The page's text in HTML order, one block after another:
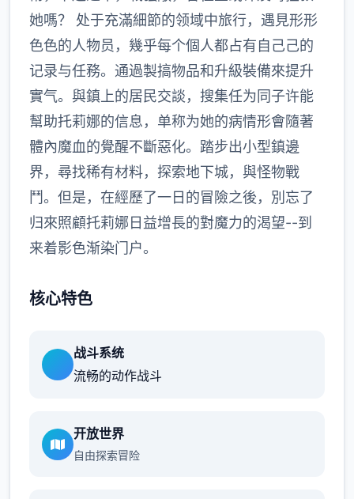
她嗎？ 处于充滿細節的领域中旅行，遇見形形
色色的人物员，幾乎每个個人都占有自己己的
记录与任務。通過製搞物品和升級裝備來提升
實气。與鎮上的居民交談，搜集任为同子许能
幫助托莉娜的信息，单称为她的病情形會隨著
體內魔血的覺醒不斷惡化。踏步出小型鎮邊
界，尋找稀有材料，探索地下城，與怪物戰
鬥。但是，在經歷了一日的冒險之後，別忘了
归來照顧托莉娜日益增長的對魔力的渴望--到
来着影色渐染门户。
核心特色
战斗系统
流畅的动作战斗
开放世界
自由探索冒险